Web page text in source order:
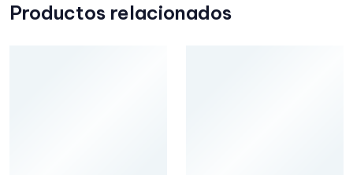
Productos relacionados